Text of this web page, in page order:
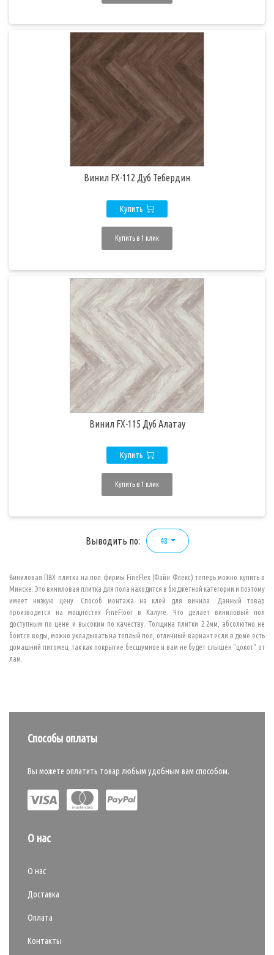
Винил FX-112 Дуб Тебердин
Купить
Купить в 1 клик
Винил FX-115 Дуб Алатау
Купить
Купить в 1 клик
Выводить по: 48
Виниловая ПВХ плитка на пол фирмы FineFlex (Файн Флекс) теперь можно купить в
Минске. Это виниловая плитка для пола находится в бюджетной категории и поэтому
имеет низкую цену. Способ монтажа на клей для винила. Данный товар
производится на мощностях FineFloor в Калуге. Что делает виниловый пол
доступным по цене и высоким по качеству. Толщина плитки 2.2мм, абсолютно не
боится воды, можно укладывать на теплый пол, отличный вариант если в доме есть
домашний питомец так как покрытие бесшумное и вам не будет слышен "цокот" от
лам.
Способы оплаты
Вы можете оплатить товар любым удобным вам способом.
О нас
О нас
Доставка
Оплата
Контакты